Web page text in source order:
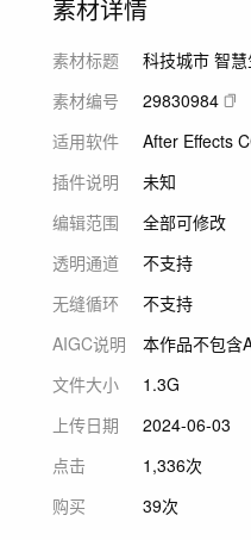
素材详情
素材标题
科技城市 智
素材编号
29830984
适用软件
After Effects
插件说明
未知
编辑范围
全部可修改
透明通道
不支持
无缝循环
不支持
AIGC说明
本作品不包含
文件大小
1.3G
上传日期
2024-06-03
点击
1,336次
购买
39次